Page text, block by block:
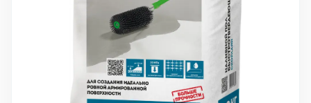
Оплата
Все бренды